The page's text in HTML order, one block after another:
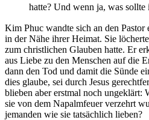
hatte? Und wenn ja, was sollte
Kim Phuc wandte sich an den
in der Nähe ihrer Heimat. Sie
zum christlichen Glauben hatte. Er
aus Liebe zu den Menschen auf die
dann den Tod und damit die Sünde
dies glaube, sei durch Jesus
blieben aber erstmal noch ungeklärt:
sie von dem Napalmfeuer verzehrt
jemanden wie sie tatsächlich lieben?